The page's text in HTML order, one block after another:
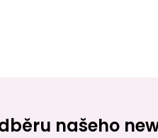
našeho